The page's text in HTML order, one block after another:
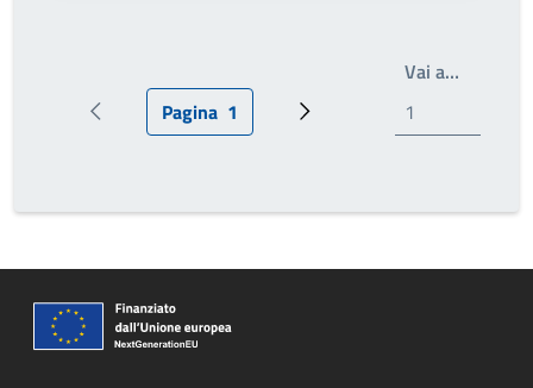
Pagina precedentePagina attuale
Pagina 1 Prossima pagina
Vai a…